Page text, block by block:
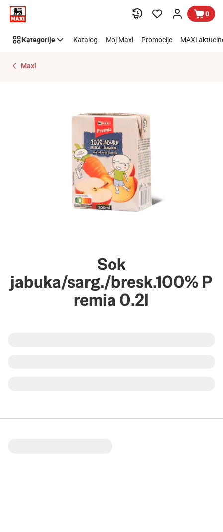
Preskoči link 0
Kategorije Katalog Moj Maxi Promocije MAXI
Maxi
Sok
jabuka/sarg./bresk.100% P
remia 0.2l